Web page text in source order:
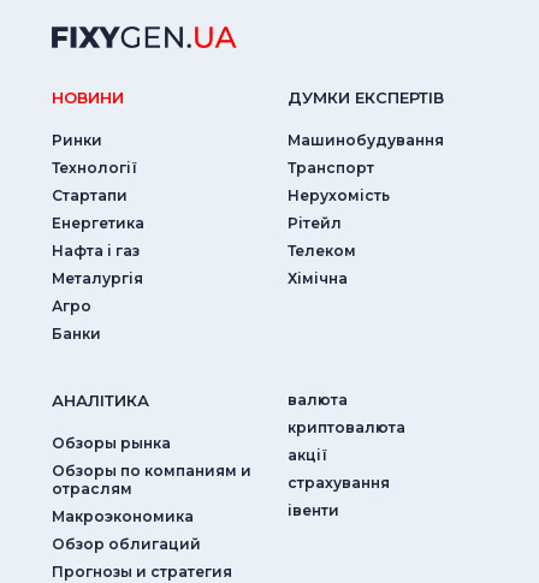
НОВИНИ
Ринки
Технології
Стартапи
Енергетика
Нафта і газ
Металургія
Агро
Банки
ДУМКИ ЕКСПЕРТIВ
Машинобудування
Транспорт
Нерухомість
Рітейл
Телеком
Хімічна
АНАЛIТИКА
Обзоры рынка
Обзоры по компаниям и
отраслям
Макроэкономика
Обзор облигаций
Прогнозы и стратегия
валюта
криптовалюта
акції
страхування
iвенти